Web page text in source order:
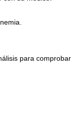
para